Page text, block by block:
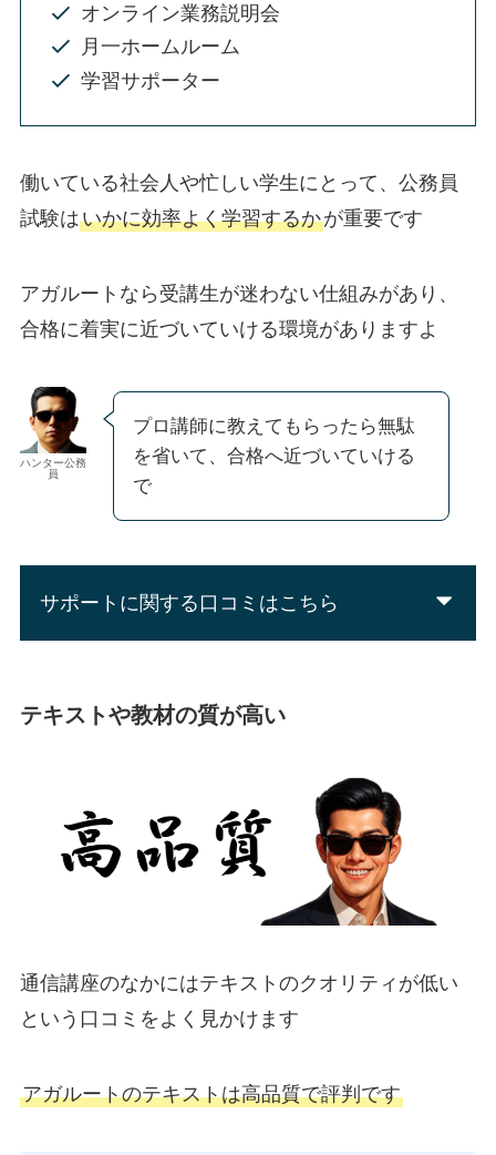
オンライン業務説明会
月一ホームルーム
学習サポーター
働いている社会人や忙しい学生にとって、公務員
試験はいかに効率よく学習するかが重要です
アガルートなら 受講生が迷わない仕組みがあり、
合格に着実に近づいていける環境がありますよ
ハンター公務
員
プロ講師に教えてもらったら無駄
を省いて、合格へ近づいていける
で
サポートに関する口コミはこちら
テキストや教材の質が高い
通信講座のなかにはテキストのクオリティが低い
という口コミをよく見かけます
アガルートのテキストは高品質で評判です